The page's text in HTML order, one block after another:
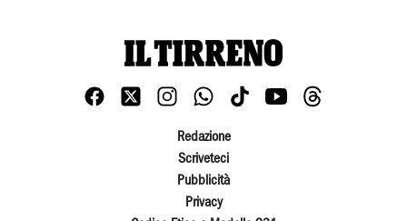
Redazione
Scriveteci
Pubblicità
Privacy